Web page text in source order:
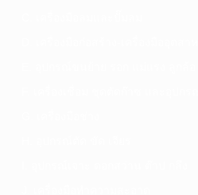
D. เครื่องมือก่อสร้าง-เครื่องมืออุตสา